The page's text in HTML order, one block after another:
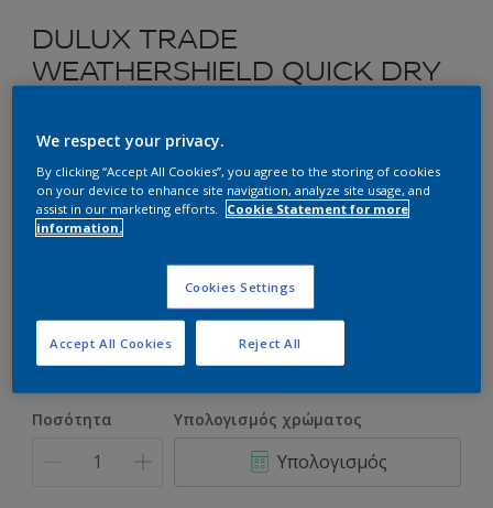
DULUX TRADE
WEATHERSHIELD QUICK DRY
Ριπολίνη Νερού Γυαλιστερή για Εξωτερικές Ξύλινες
Επιφάνειες
16GY 54/615 Midgetgolf Green
Αλλαγή απόχρωσης
Συσκευασία
1L
Ποσότητα Υπολογισμός χρώματος
Υπολογισμός
We respect your privacy.
By clicking “Accept All Cookies”, you agree to the storing of cookies
on your device to enhance site navigation, analyze site usage, and
assist in our marketing efforts.
Cookie Statement for more
information.
Cookies Settings
Reject All
Accept All Cookies